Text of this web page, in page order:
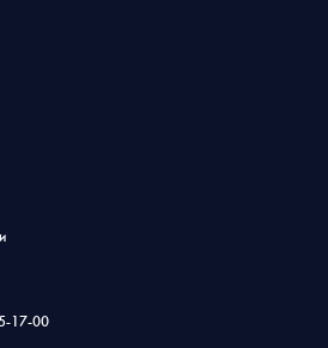
17-00